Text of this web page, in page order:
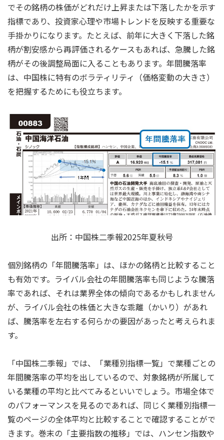
でその銘柄の株価がどれだけ上昇または下落したかを示す
指標であり、投資家心理や市場トレンドを反映する重要な
手掛かりになります。たとえば、前年に大きく下落した銘
柄が割安感から再評価されるケースもあれば、急騰した銘
柄がその後調整局面に入ることもあります。年間騰落率
は、中国株に特有のボラティリティ（価格変動の大きさ）
を把握するためにも役立ちます。
出所：中国株二季報2025年夏秋号
個別銘柄の「年間騰落率」は、ほかの銘柄と比較すること
も有効です。ライバル会社の年間騰落率も同じような騰落
率であれば、それは業界全体の傾向であるかもしれません
が、ライバル会社の株価と大きな乖離（かいり）があれ
ば、騰落率を左右する何らかの要因があったと考えられま
す。
「中国株二季報」では、「業種別指標一覧」で業種ごとの
年間騰落率の平均を出しているので、対象銘柄が所属して
いる業種の平均と比べてみるといいでしょう。市場全体で
のパフォーマンスを見るのであれば、同じく業種別指標一
覧のページの全体平均と比較することで確認することがで
きます。巻末の「主要指数の推移」では、ハンセン指数や